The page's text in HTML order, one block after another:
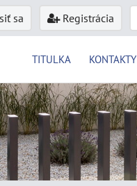
sa Registrácia
TITULKA KONTAKTY